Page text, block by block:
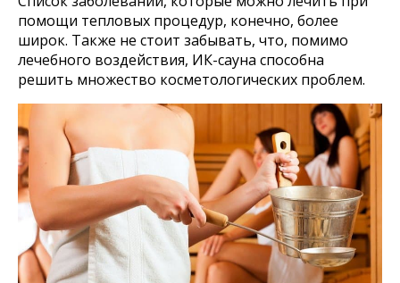
помощи тепловых процедур, конечно, более
широк. Также не стоит забывать, что, помимо
лечебного воздействия, ИК-сауна способна
решить множество косметологических проблем.